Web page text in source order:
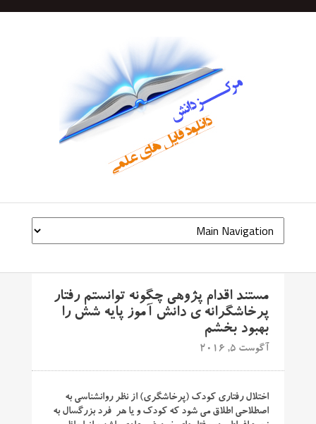
مستند اقدام پژوهی چگونه توانستم رفتار
پرخاشگرانه ی دانش آموز پایه شش را
بهبود بخشم
آگوست 5, 2016
اختلال رفتاری کودک (پرخاشگری) از نظر روانشناسی به
اصطلاحی اطلاق می شود که کودک و یا هر فرد بزرگسال به